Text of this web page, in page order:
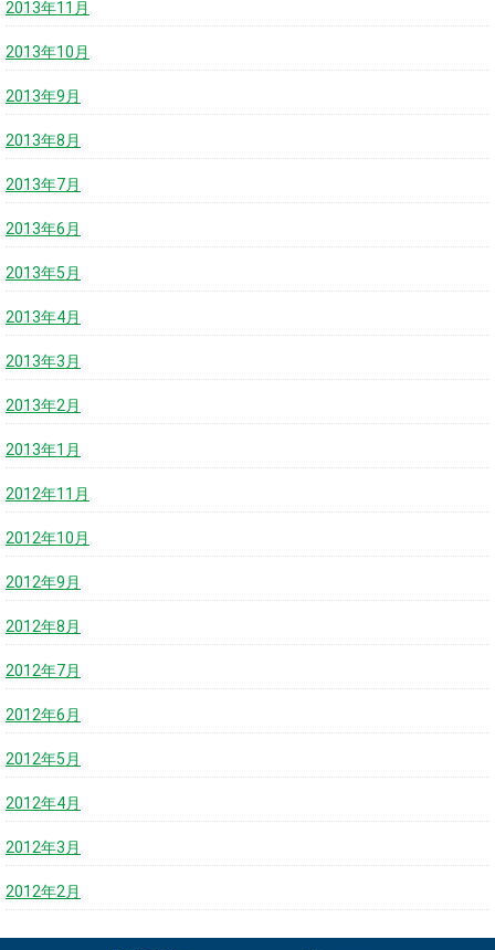
2013年11月
2013年10月
2013年9月
2013年8月
2013年7月
2013年6月
2013年5月
2013年4月
2013年3月
2013年2月
2013年1月
2012年11月
2012年10月
2012年9月
2012年8月
2012年7月
2012年6月
2012年5月
2012年4月
2012年3月
2012年2月